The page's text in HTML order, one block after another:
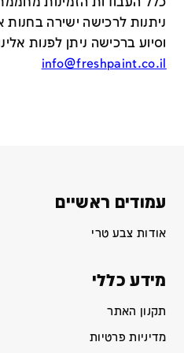
ניתנות לרכישה ישירה בחנות
וסיוע ברכישה ניתן לפנות
info@freshpaint.co.il
עמודים ראשיים
אודות צבע טרי
מידע כללי
תקנון האתר
מדיניות פרטיות